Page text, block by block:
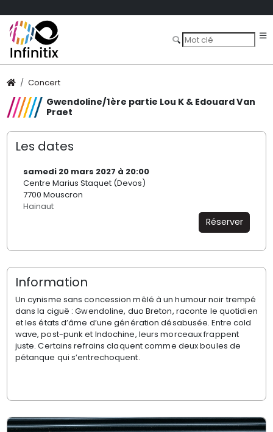
Concert
Gwendoline/1ère partie Lou K & Edouard Van
Praet
Les dates
samedi 20 mars 2027 à 20:00
Centre Marius Staquet (Devos)
7700 Mouscron
Hainaut
Réserver
Information
Un cynisme sans concession mêlé à un humour noir trempé
dans la ciguë : Gwendoline, duo Breton, raconte le quotidien
et les états d’âme d’une génération désabusée. Entre cold
wave, post-punk et Indochine, leurs morceaux frappent
juste. Certains refrains claquent comme deux boules de
pétanque qui s’entrechoquent.